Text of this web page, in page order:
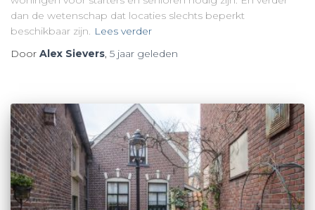
dan de wetenschap dat locaties slechts beperkt
beschikbaar zijn. Lees verder
Door Alex Sievers, 5 jaar geleden